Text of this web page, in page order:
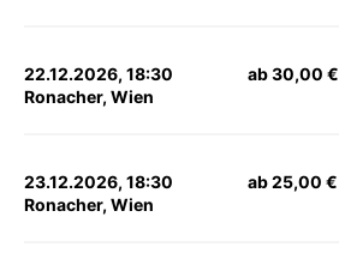
22.12.2026, 18:30
Ronacher, Wien
ab 30,00 €
23.12.2026, 18:30
Ronacher, Wien
ab 25,00 €